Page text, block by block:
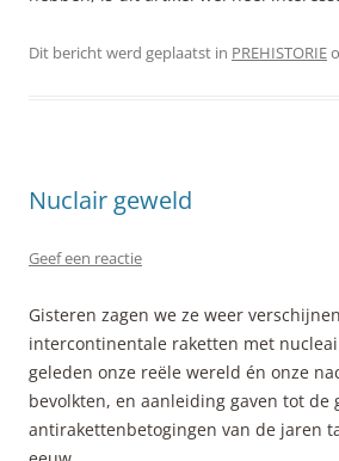
Dit bericht werd geplaatst in PREHISTORIE
Nuclair geweld
Geef een reactie
Gisteren zagen we ze weer
intercontinentale raketten met
geleden onze reële wereld én onze
bevolkten, en aanleiding gaven tot de
antirakettenbetogingen van de jaren